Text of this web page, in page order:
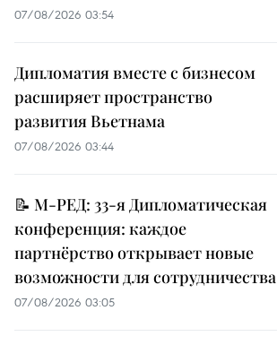
07/08/2026 03:54
Дипломатия вместе с бизнесом
расширяет пространство
развития Вьетнама
07/08/2026 03:44
📝 М-РЕД: 33-я Дипломатическая
конференция: каждое
партнёрство открывает новые
возможности для сотрудничества
07/08/2026 03:05